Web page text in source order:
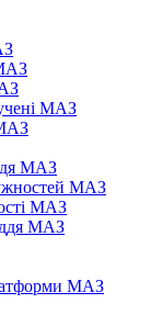
МАЗ
МАЗ
МАЗ
МАЗ
МАЗ
МАЗ